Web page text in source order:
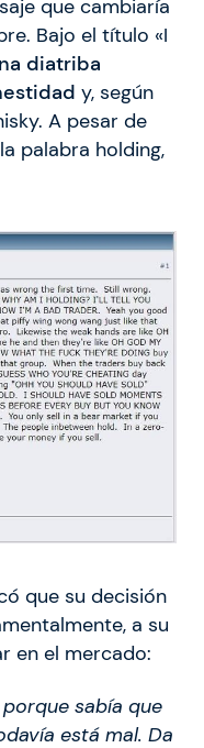
que cambiaría
Bajo el título «I
diatriba
y, según
A pesar de
palabra holding,
que su decisión
a su
en el mercado:
sabía que
está mal. Da